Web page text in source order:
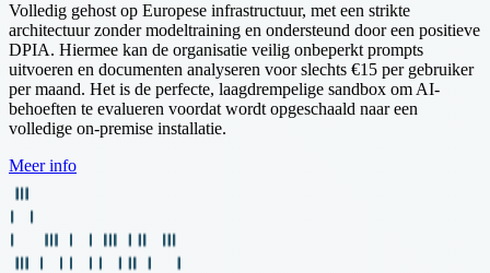
Volledig gehost op Europese infrastructuur, met een strikte
architectuur zonder modeltraining en ondersteund door een positieve
DPIA. Hiermee kan de organisatie veilig onbeperkt prompts
uitvoeren en documenten analyseren voor slechts €15 per gebruiker
per maand. Het is de perfecte, laagdrempelige sandbox om AI-
behoeften te evalueren voordat wordt opgeschaald naar een
volledige on-premise installatie.
Meer info